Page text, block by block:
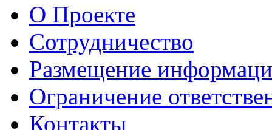
О Проекте
Сотрудничество
Размещение
Ограничение
Контакты